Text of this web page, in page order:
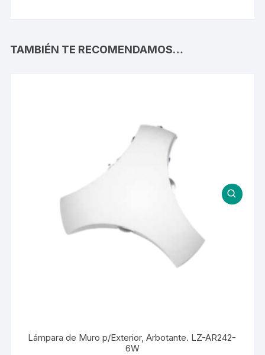
TAMBIÉN TE RECOMENDAMOS…
Lámpara de Muro p/Exterior, Arbotante. LZ-AR242-
6W